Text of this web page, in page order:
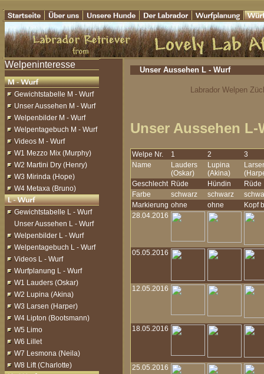
Gewichtstabelle M - Wurf
Unser Aussehen M - Wurf
Welpenbilder M - Wurf
Welpentagebuch M - Wurf
Videos M - Wurf
W1 Mezzo Mix (Murphy)
W2 Martini Dry (Henry)
W3 Mirinda (Hope)
W4 Metaxa (Bruno)
Gewichtstabelle L - Wurf
Unser Aussehen L - Wurf
Welpenbilder L - Wurf
Welpentagebuch L - Wurf
Videos L - Wurf
Wurfplanung L - Wurf
W1 Lauders (Oskar)
W2 Lupina (Akina)
W3 Larsen (Harper)
W4 Lipton (Bootsmann)
W5 Limo
W6 Lillet
W7 Lesmona (Neila)
W8 Lift (Charlotte)
Unser Aussehen L - Wurf
Labrador Welpen
Unser Aussehen L-
Welpe Nr. 1 2
3
Name
Lauders
(Oskar)
Lupina
(Akina)
Geschlecht Rüde Hündin
Rüde
Farbe
schwarz schwarz
Markierung ohne ohne
Kopf
28.04.2016
05.05.2016
12.05.2016
18.05.2016
25.05.2016